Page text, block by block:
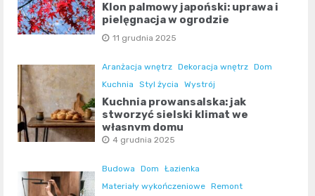
Klon palmowy japoński: uprawa i
pielęgnacja w ogrodzie
11 grudnia 2025
Aranżacja wnętrz Dekoracja wnętrz Dom
Kuchnia
Styl życia Wystrój
Kuchnia prowansalska: jak
stworzyć sielski klimat we
własnym domu
4 grudnia 2025
Budowa Dom
Łazienka
Materiały wykończeniowe Remont